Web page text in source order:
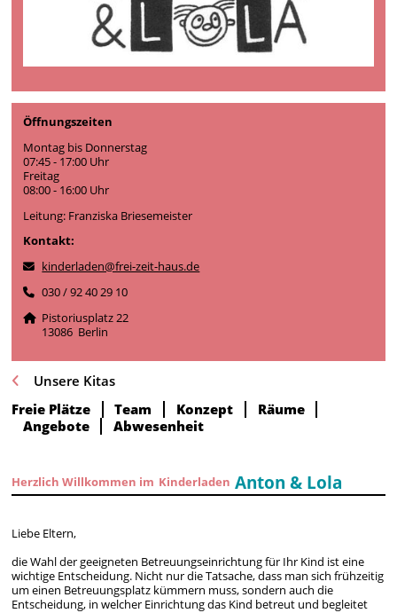
Öffnungszeiten
Montag bis Donnerstag
07:45 - 17:00 Uhr
Freitag
08:00 - 16:00 Uhr
Leitung: Franziska Briesemeister
Kontakt:
kinderladen@frei-zeit-haus.de
030 / 92 40 29 10
Pistoriusplatz 22
13086 Berlin
Unsere Kitas
Freie Plätze
Team Konzept
Räume
Angebote
Abwesenheit
Herzlich Willkommen im Kinderladen Anton & Lola
Liebe Eltern,
die Wahl der geeigneten Betreuungseinrichtung für Ihr Kind ist eine
wichtige Entscheidung. Nicht nur die Tatsache, dass man sich frühzeitig
um einen Betreuungsplatz kümmern muss, sondern auch die
Entscheidung, in welcher Einrichtung das Kind betreut und begleitet